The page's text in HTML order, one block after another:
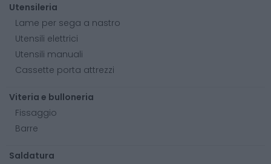
Utensileria
Lame per sega a nastro
Utensili elettrici
Utensili manuali
Cassette porta attrezzi
Viteria e bulloneria
Fissaggio
Barre
Saldatura